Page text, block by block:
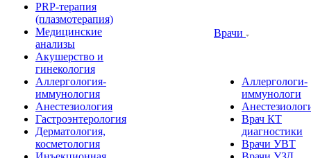
PRP-терапия
(плазмотерапия)
Медицинские
анализы
Акушерство и
гинекология
Аллергология-
иммунология
Анестезиология
Гастроэнтерология
Дерматология,
косметология
Врачи
Аллергологи-
иммунологи
Врач КТ
диагностики
Врачи УВТ